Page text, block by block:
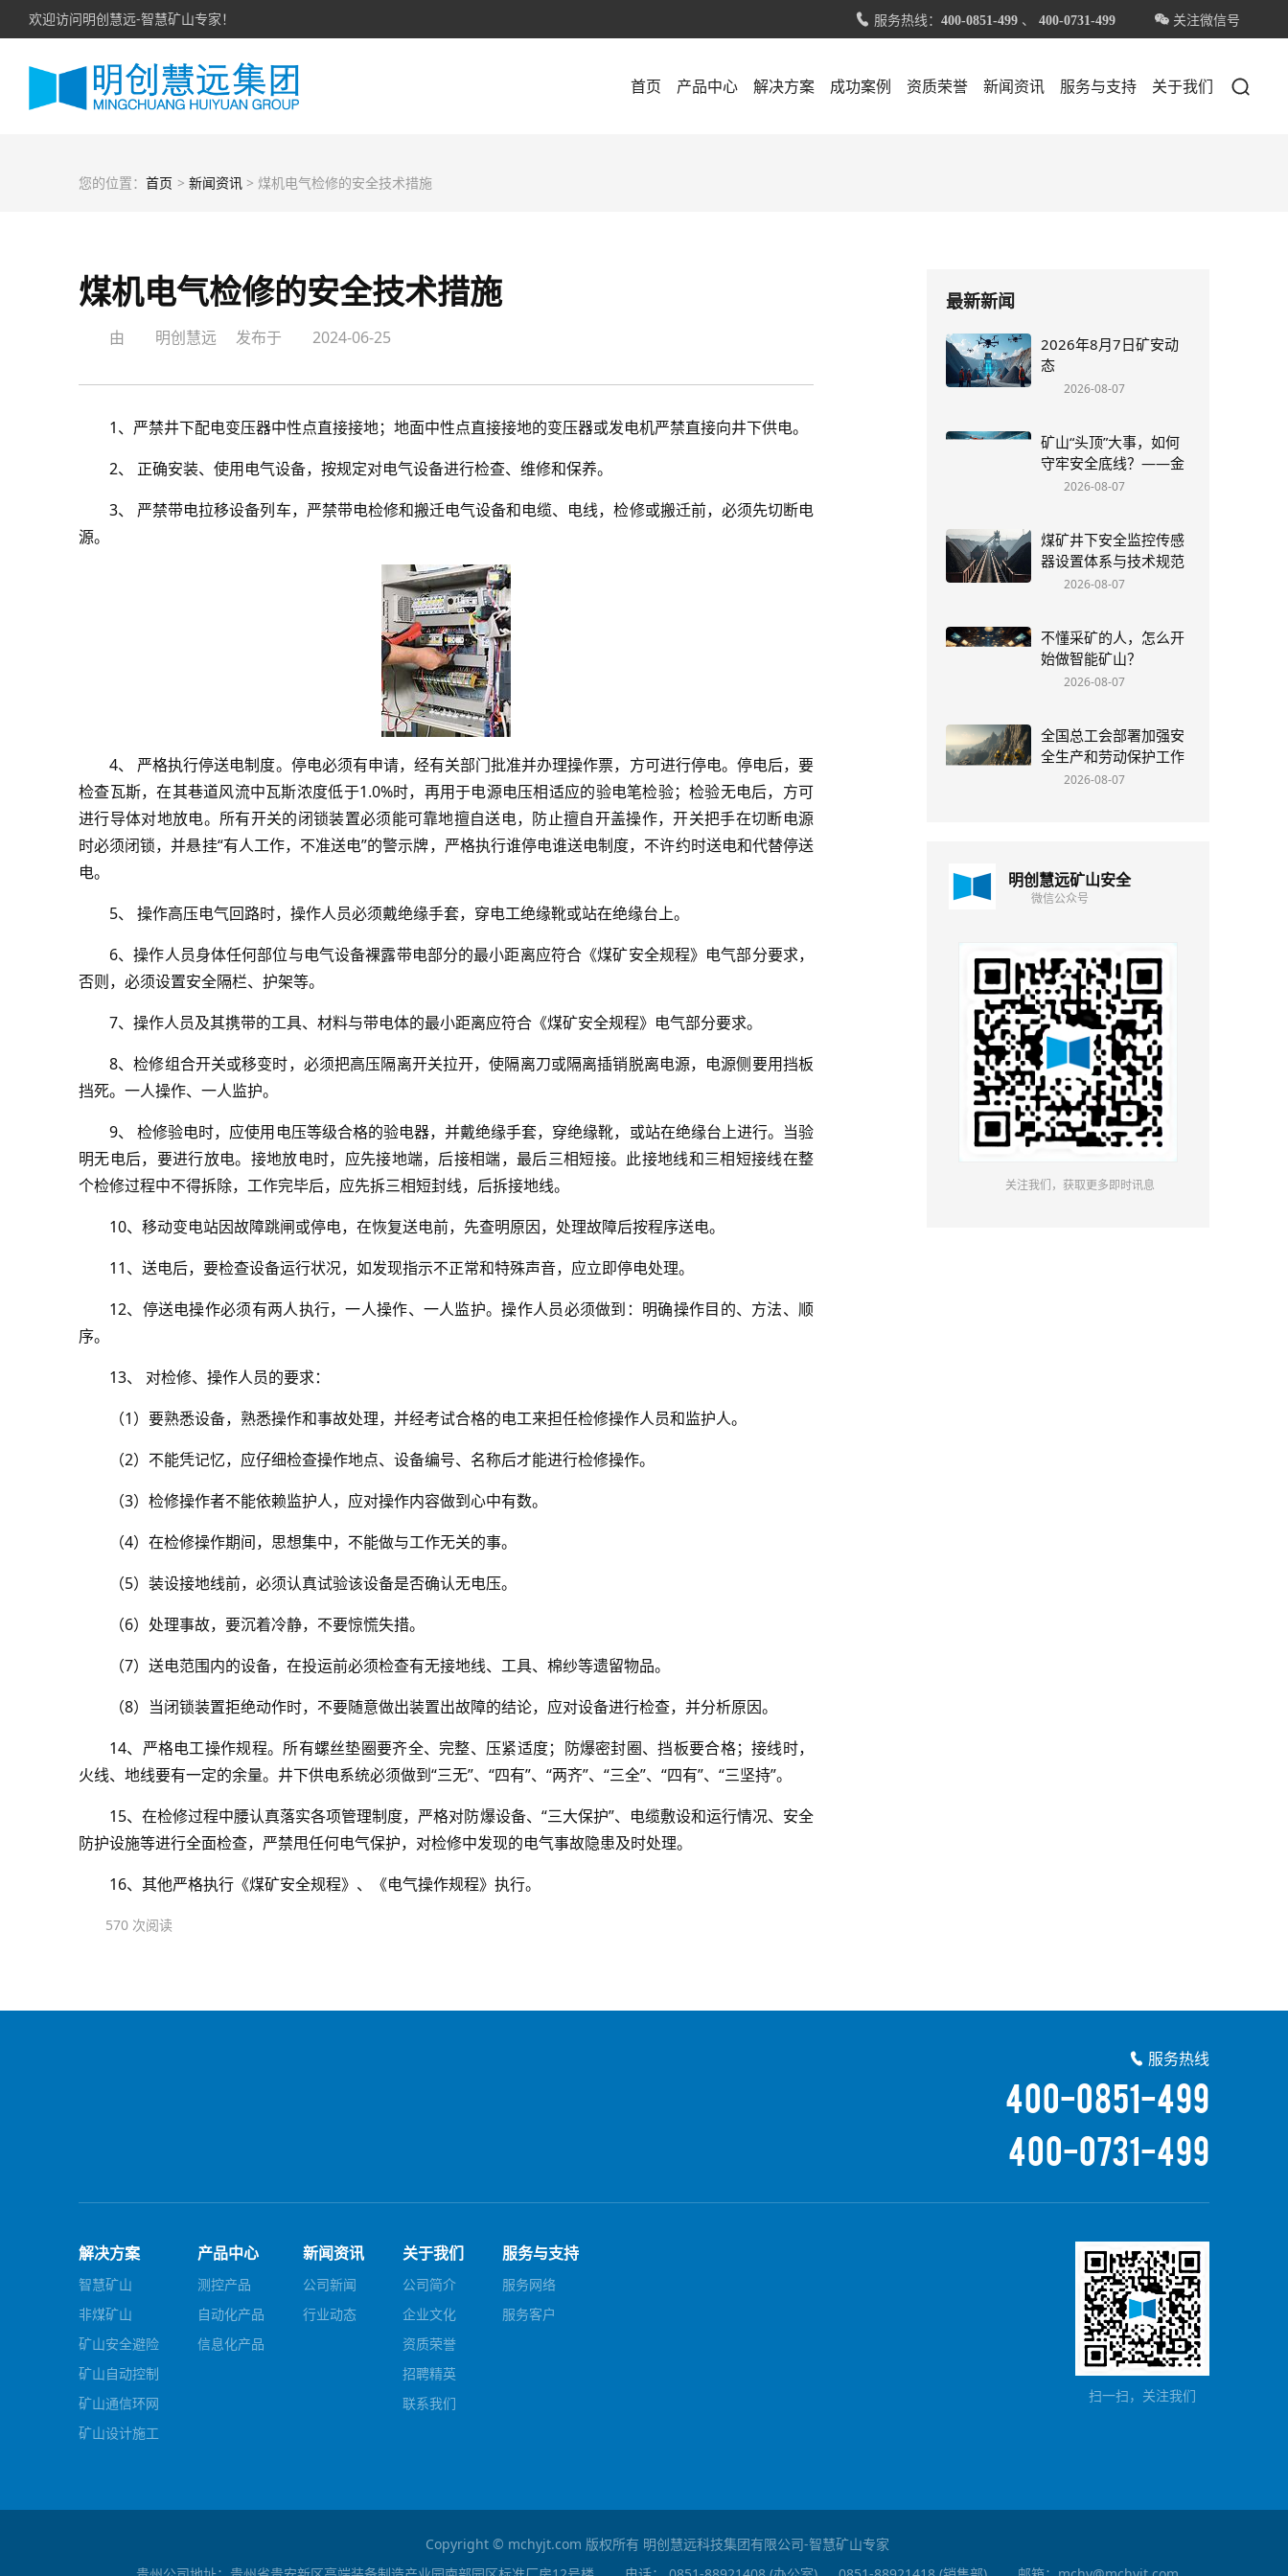
欢迎访问明创慧远-智慧矿山专家！  服务热线： 400-0851-499 、 400-0731-499  关注微信号
首页 产品中心 解决方案 成功案例 资质荣誉 新闻资讯 服务与支持 关于我们 
您的位置： 首页 > 新闻资讯 > 煤机电气检修的安全技术措施
煤机电气检修的安全技术措施
由 明创慧远 发布于 2024-06-25
1、严禁井下配电变压器中性点直接接地；地面中性点直接接地的变压器或发电机严禁直接向井下供电。
2、 正确安装、使用电气设备，按规定对电气设备进行检查、维修和保养。
3、 严禁带电拉移设备列车，严禁带电检修和搬迁电气设备和电缆、电线，检修或搬迁前，必须先切断电
源。
4、 严格执行停送电制度。停电必须有申请，经有关部门批准并办理操作票，方可进行停电。停电后，要
检查瓦斯，在其巷道风流中瓦斯浓度低于1.0%时，再用于电源电压相适应的验电笔检验；检验无电后，方可
进行导体对地放电。所有开关的闭锁装置必须能可靠地擅自送电，防止擅自开盖操作，开关把手在切断电源
时必须闭锁，并悬挂“有人工作，不准送电”的警示牌，严格执行谁停电谁送电制度，不许约时送电和代替停送
电。
5、 操作高压电气回路时，操作人员必须戴绝缘手套，穿电工绝缘靴或站在绝缘台上。
6、操作人员身体任何部位与电气设备裸露带电部分的最小距离应符合《煤矿安全规程》电气部分要求，
否则，必须设置安全隔栏、护架等。
7、操作人员及其携带的工具、材料与带电体的最小距离应符合《煤矿安全规程》电气部分要求。
8、检修组合开关或移变时，必须把高压隔离开关拉开，使隔离刀或隔离插销脱离电源，电源侧要用挡板
挡死。一人操作、一人监护。
9、 检修验电时，应使用电压等级合格的验电器，并戴绝缘手套，穿绝缘靴，或站在绝缘台上进行。当验
明无电后，要进行放电。接地放电时，应先接地端，后接相端，最后三相短接。此接地线和三相短接线在整
个检修过程中不得拆除，工作完毕后，应先拆三相短封线，后拆接地线。
10、移动变电站因故障跳闸或停电，在恢复送电前，先查明原因，处理故障后按程序送电。
11、送电后，要检查设备运行状况，如发现指示不正常和特殊声音，应立即停电处理。
12、停送电操作必须有两人执行，一人操作、一人监护。操作人员必须做到：明确操作目的、方法、顺
序。
13、 对检修、操作人员的要求：
（1）要熟悉设备，熟悉操作和事故处理，并经考试合格的电工来担任检修操作人员和监护人。
（2）不能凭记忆，应仔细检查操作地点、设备编号、名称后才能进行检修操作。
（3）检修操作者不能依赖监护人，应对操作内容做到心中有数。
（4）在检修操作期间，思想集中，不能做与工作无关的事。
（5）装设接地线前，必须认真试验该设备是否确认无电压。
（6）处理事故，要沉着冷静，不要惊慌失措。
（7）送电范围内的设备，在投运前必须检查有无接地线、工具、棉纱等遗留物品。
（8）当闭锁装置拒绝动作时，不要随意做出装置出故障的结论，应对设备进行检查，并分析原因。
14、严格电工操作规程。所有螺丝垫圈要齐全、完整、压紧适度；防爆密封圈、挡板要合格；接线时，
火线、地线要有一定的余量。井下供电系统必须做到“三无”、“四有”、“两齐”、“三全”、“四有”、“三坚持”。
15、在检修过程中腰认真落实各项管理制度，严格对防爆设备、“三大保护”、电缆敷设和运行情况、安全
防护设施等进行全面检查，严禁甩任何电气保护，对检修中发现的电气事故隐患及时处理。
16、其他严格执行《煤矿安全规程》、《电气操作规程》执行。
570 次阅读
最新新闻
2026年8月7日矿安动
态
2026-08-07
矿山“头顶”大事，如何
守牢安全底线？——金
属矿山顶板管理制度全
2026-08-07
煤矿井下安全监控传感
器设置体系与技术规范
深度研究
2026-08-07
不懂采矿的人，怎么开
始做智能矿山？
2026-08-07
全国总工会部署加强安
全生产和劳动保护工作
2026-08-07
明创慧远矿山安全
微信公众号
关注我们，获取更多即时讯息
 服务热线
400-0851-499
400-0731-499
解决方案
智慧矿山
非煤矿山
矿山安全避险
矿山自动控制
矿山通信环网
矿山设计施工
产品中心
测控产品
自动化产品
信息化产品
新闻资讯
公司新闻
行业动态
关于我们
公司简介
企业文化
资质荣誉
招聘精英
联系我们
服务与支持
服务网络
服务客户
扫一扫，关注我们
Copyright © mchyjt.com 版权所有 明创慧远科技集团有限公司-智慧矿山专家